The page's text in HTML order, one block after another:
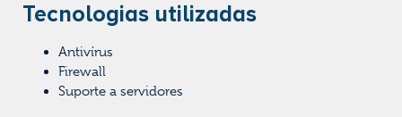
Tecnologias utilizadas
Antivírus
Firewall
Suporte a servidores